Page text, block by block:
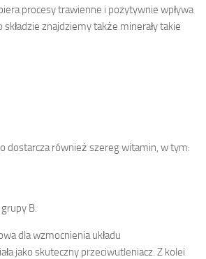
procesy trawienne i pozytywnie wpływa
znajdziemy także minerały takie
dostarcza również szereg witamin, w tym:
B.
dla wzmocnienia układu
jako skuteczny przeciwutleniacz. Z kolei